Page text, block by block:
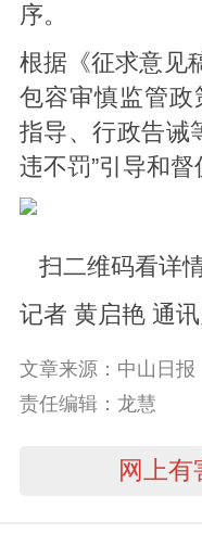
序。
根据《征求意见
包容审慎监管政
指导、行政告诫
违不罚”引导和督
扫二维码看详
记者 黄启艳 通
文章来源：中山日报
责任编辑：龙慧
网上有